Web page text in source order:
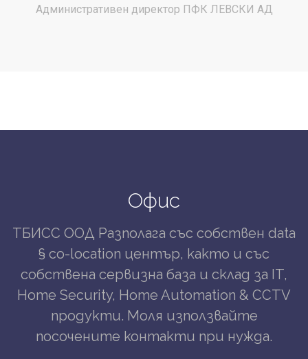
Административен директор ПФК ЛЕВСКИ АД
Офис
ТБИСС ООД Разполага със собствен data
§ co-location център, както и със
собствена сервизна база и склад за IT,
Home Security, Home Automation & CCTV
продукти. Моля използвайте
посочените контакти при нужда.